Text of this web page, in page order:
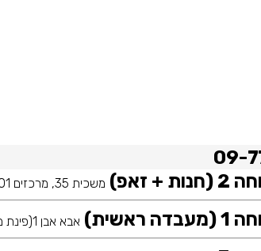
משכית 35, מרכזים 2001 (כניסה D)
אבא אבן 1(פינת משכית)